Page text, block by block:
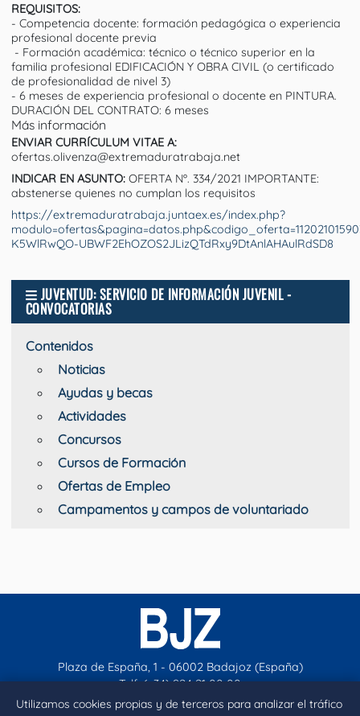
Utilizamos cookies propias y de terceros para analizar el tráfico
REQUISITOS:
- Competencia docente: formación pedagógica o experiencia
profesional docente previa
- Formación académica: técnico o técnico superior en la
familia profesional EDIFICACIÓN Y OBRA CIVIL (o certificado
de profesionalidad de nivel 3)
- 6 meses de experiencia profesional o docente en PINTURA.
DURACIÓN DEL CONTRATO: 6 meses
Más información
ENVIAR CURRÍCULUM VITAE A:
ofertas.olivenza@extremaduratrabaja.net
INDICAR EN ASUNTO:OFERTA Nº. 334/2021 IMPORTANTE:
abstenerse quienes no cumplan los requisitos
https://extremaduratrabaja.juntaex.es/index.php?
K5WlRwQO-UBWF2EhOZOS2JLizQTdRxy9DtAnlAHAulRdSD8
JUVENTUD: SERVICIO DE INFORMACIÓN JUVENIL -
CONVOCATORIAS
Contenidos
Noticias
Ayudas y becas
Actividades
Concursos
Cursos de Formación
Ofertas de Empleo
Campamentos y campos de voluntariado
Plaza de España, 1 - 06002 Badajoz (España)
Telf. (+34) 924 21 00 00
contacto@aytobadajoz.es